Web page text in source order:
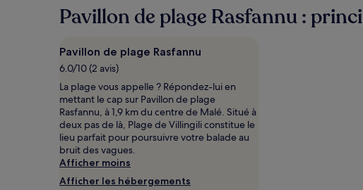
des
sur
la
base
d’un
séjour
d’une
nuit
pour
2 adultes.
Les
prix
Pavillon de plage Rasfannu :
Pavillon de plage Rasfannu
6.0/10 (2 avis)
La plage vous appelle ? Répondez-lui en
mettant le cap sur Pavillon de plage
Rasfannu, à 1,9 km du centre de Malé. Situé à
deux pas de là, Plage de Villingili constitue le
lieu parfait pour poursuivre votre balade au
bruit des vagues.
Afficher moins
Afficher les hébergements